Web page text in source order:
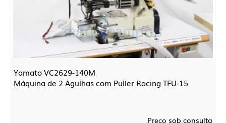
Yamato VC2629-140M
Máquina de 2 Agulhas com Puller Racing TFU-15
Preço sob consulta